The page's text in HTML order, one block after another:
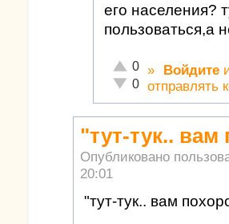
его населения?
пользоваться,а
Отлично!
0
Неадекватно!
0
» Войдите
отправлять
"тут-тук.. вам
Опубликовано
20:01
"тут-тук.. вам